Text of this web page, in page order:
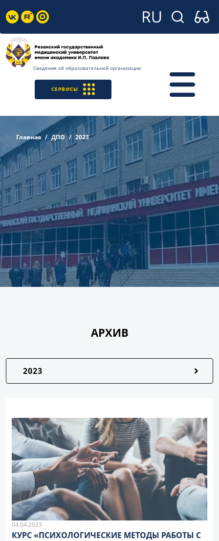
Сведения об образовательной организации
СЕРВИСЫ
Главная ДПО 2023
АРХИВ
2023
04.04.2023
КУРС «ПСИХОЛОГИЧЕСКИЕ МЕТОДЫ РАБОТЫ С